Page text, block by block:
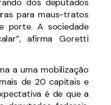
dos deputados
para maus-tratos
porte. A sociedade
afirma Goretti
a uma mobilização
de 20 capitais e
é de que a